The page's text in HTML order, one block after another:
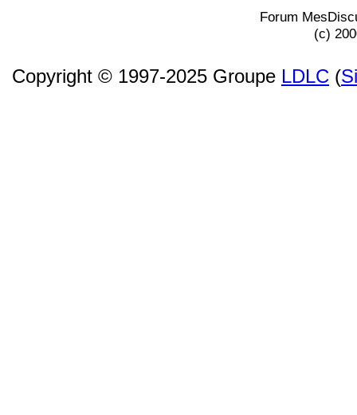
Forum
(c)
Copyright © 1997-2025 Groupe LDLC (